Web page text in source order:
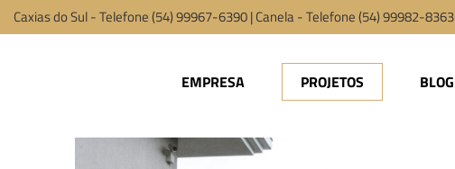
Caxias do Sul - Telefone (54) 99967-6390 | Canela - Telefone (54) 99982-8363
EMPRESA PROJETOS BLOG